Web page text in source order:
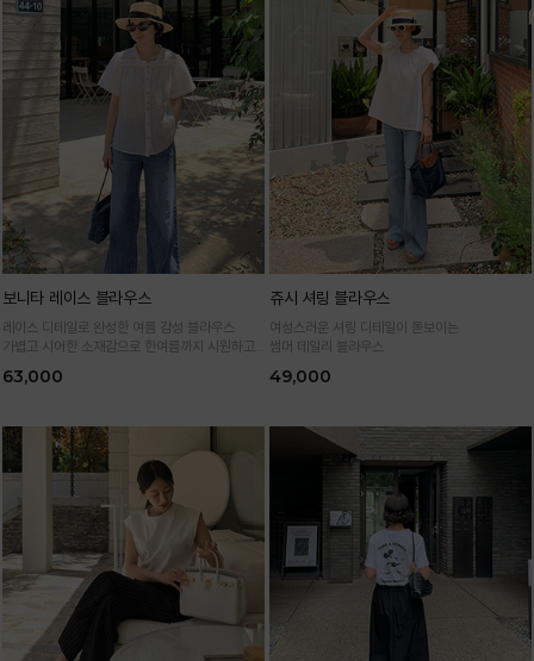
보니타 레이스 블라우스
레이스 디테일로 완성한 여름 감성 블라우스
가볍고 시어한 소재감으로 한여름까지 시원하고
63,000
쥬시 셔링 블라우스
여성스러운 셔링 디테일이 돋보이는
썸머 데일리 블라우스
49,000